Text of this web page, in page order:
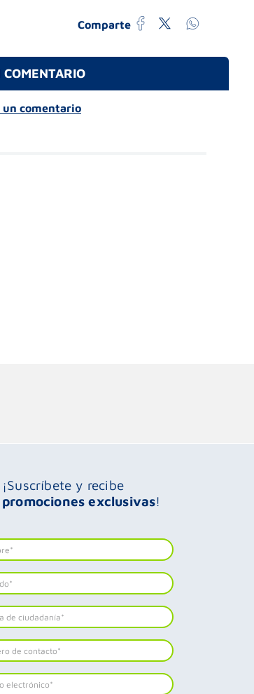
Comparte
COMENTARIO
un comentario
¡Suscríbete y recibe
promociones exclusivas!